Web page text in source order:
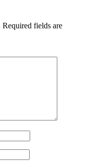
Required fields are